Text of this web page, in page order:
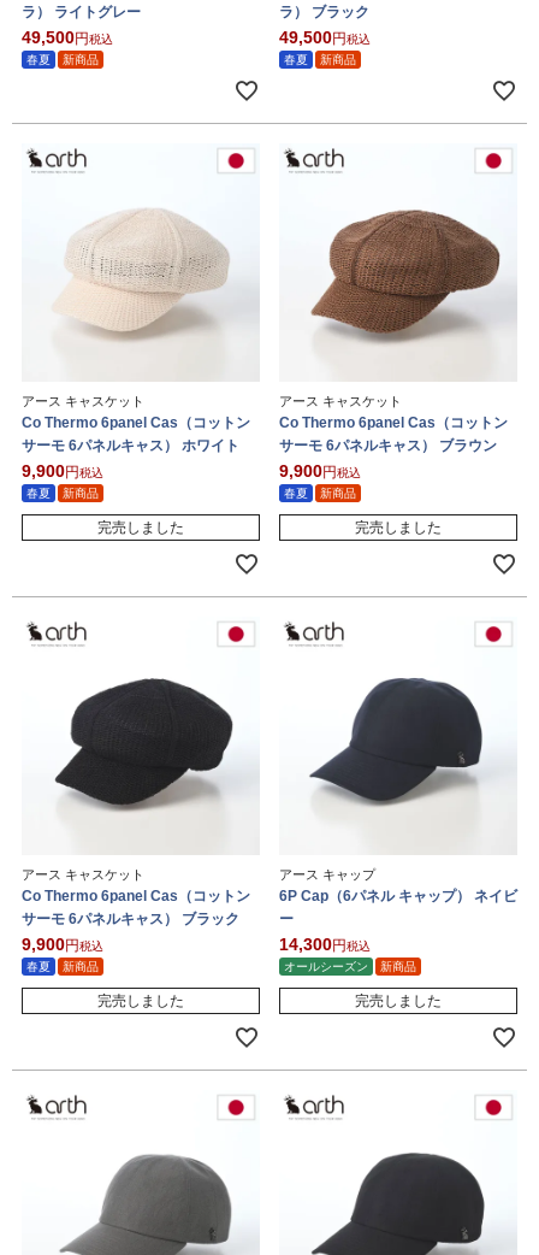
ラ） ライトグレー
49,500
税込
春夏
新商品
ラ） ブラック
49,500
税込
春夏
新商品
アース キャスケット
Co Thermo 6panel Cas（コットン
サーモ 6パネルキャス） ホワイト
9,900
税込
春夏
新商品
完売しました
アース キャスケット
Co Thermo 6panel Cas（コットン
サーモ 6パネルキャス） ブラウン
9,900
税込
春夏
新商品
完売しました
アース キャスケット
Co Thermo 6panel Cas（コットン
サーモ 6パネルキャス） ブラック
9,900
税込
春夏
新商品
完売しました
アース キャップ
6P Cap（6パネル キャップ） ネイビ
ー
14,300
税込
オールシーズン
新商品
完売しました